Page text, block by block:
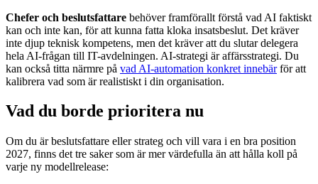
Chefer och beslutsfattare behöver framförallt förstå vad AI faktiskt
kan och inte kan, för att kunna fatta kloka insatsbeslut. Det kräver
inte djup teknisk kompetens, men det kräver att du slutar delegera
hela AI-frågan till IT-avdelningen. AI-strategi är affärsstrategi. Du
kan också titta närmre på vad AI-automation konkret innebärför att
kalibrera vad som är realistiskt i din organisation.
Vad du borde prioritera nu
Om du är beslutsfattare eller strateg och vill vara i en bra position
2027, finns det tre saker som är mer värdefulla än att hålla koll på
varje ny modellrelease: